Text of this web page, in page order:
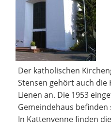
Der katholischen
Stensen gehört auch die
Lienen an. Die 1953
Gemeindehaus
In Kattenvenne finden